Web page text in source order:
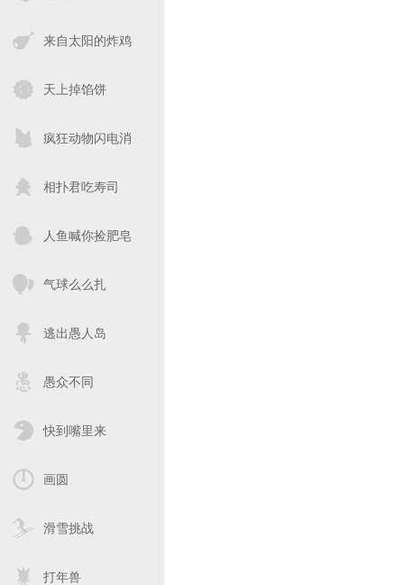
来自太阳的炸鸡
天上掉馅饼
疯狂动物闪电消
相扑君吃寿司
人鱼喊你捡肥皂
气球么么扎
逃出愚人岛
愚众不同
快到嘴里来
画圆
滑雪挑战
打年兽